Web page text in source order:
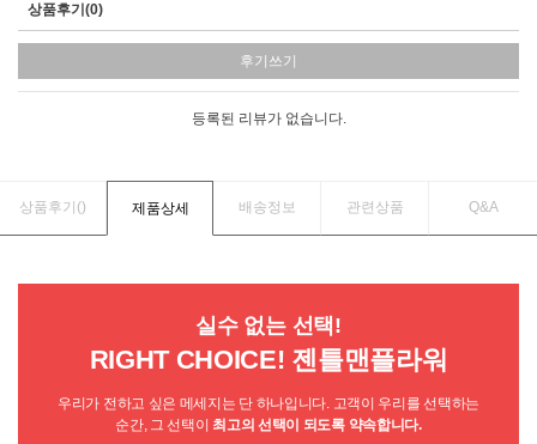
상품후기(0)
후기쓰기
등록된 리뷰가 없습니다.
상품후기() 제품상세 배송정보 관련상품 Q&A
실수 없는 선택!
RIGHT CHOICE! 젠틀맨플라워
우리가 전하고 싶은 메세지는 단 하나입니다. 고객이 우리를 선택하는
순간, 그 선택이 최고의 선택이 되도록 약속합니다.